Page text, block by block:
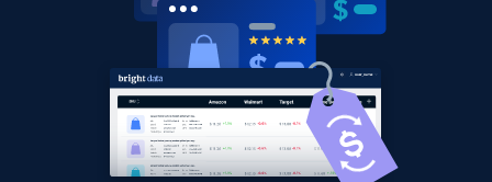
Amazon products global dataset -
Collecting products by keyword search
Title, Seller name, Brand, Description, Initial
price, Currency, Availability, Reviews count, and